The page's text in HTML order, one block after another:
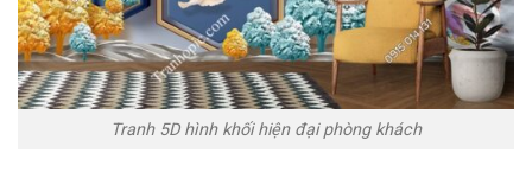
Tranh 5D hình khối hiện đại phòng khách